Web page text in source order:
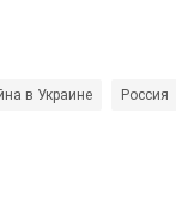
в Украине Россия